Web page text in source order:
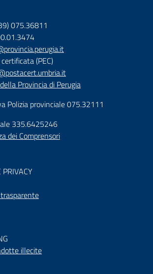
075.36811
(PEC)
Provincia di Perugia
Polizia provinciale 075.32111
335.6425246
dei Comprensori
illecite